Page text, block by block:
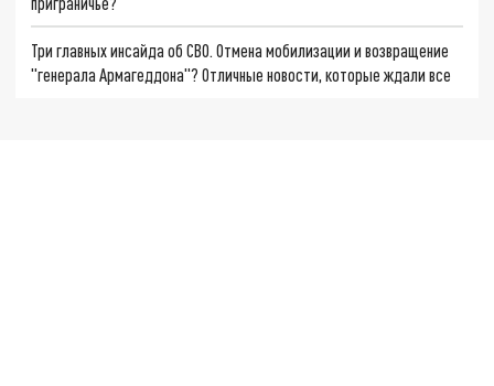
Три главных инсайда об СВО. Отмена мобилизации и возвращение
"генерала Армагеддона"? Отличные новости, которые ждали все